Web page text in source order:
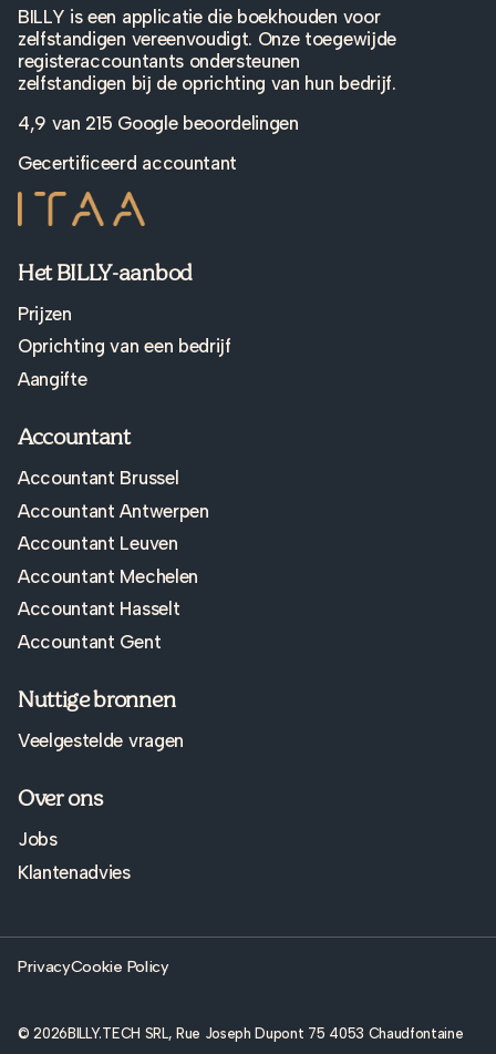
BILLY is een applicatie die boekhouden voor
zelfstandigen vereenvoudigt. Onze toegewijde
registeraccountants ondersteunen
zelfstandigen bij de oprichting van hun bedrijf.
4,9 van 215 Google beoordelingen
Gecertificeerd accountant
Het BILLY-aanbod
Prijzen
Oprichting van een bedrijf
Aangifte
Accountant
Accountant Brussel
Accountant Antwerpen
Accountant Leuven
Accountant Mechelen
Accountant Hasselt
Accountant Gent
Nuttige bronnen
Veelgestelde vragen
Over ons
Jobs
Klantenadvies
© 2026 BILLY.TECH SRL, Rue Joseph Dupont 75 4053 Chaudfontaine
PrivacyCookie Policy